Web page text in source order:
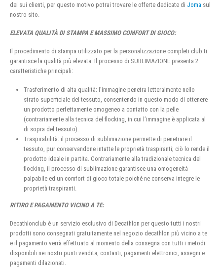
dei sui clienti, per questo motivo potrai trovare le offerte dedicate di Joma sul
nostro sito.
ELEVATA QUALITÀ DI STAMPA E MASSIMO COMFORT DI GIOCO:
Il procedimento di stampa utilizzato per la personalizzazione completi club ti
garantisce la qualità più elevata. Il processo di SUBLIMAZIONE presenta 2
caratteristiche principali:
Trasferimento di alta qualità: l’immagine penetra letteralmente nello
strato superficiale del tessuto, consentendo in questo modo di ottenere
un prodotto perfettamente omogeneo a contatto con la pelle
(contrariamente alla tecnica del flocking, in cui l’immagine è applicata al
di sopra del tessuto).
Traspirabilità: il processo di sublimazione permette di penetrare il
tessuto, pur conservandone intatte le proprietà traspiranti; ciò lo rende il
prodotto ideale in partita. Contrariamente alla tradizionale tecnica del
flocking, il processo di sublimazione garantisce una omogeneità
palpabile ed un comfort di gioco totale poiché ne conserva integre le
proprietà traspiranti.
RITIRO E PAGAMENTO VICINO A TE:
Decathlonclub è un servizio esclusivo di Decathlon per questo tutti i nostri
prodotti sono consegnati gratuitamente nel negozio decathlon più vicino a te
e il pagamento verrà effettuato al momento della consegna con tutti i metodi
disponibili nei nostri punti vendita, contanti, pagamenti elettronici, assegni e
pagamenti dilazionati.